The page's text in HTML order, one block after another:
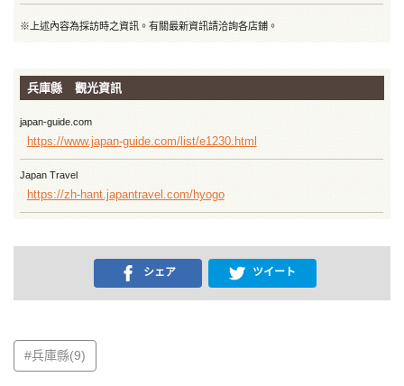
※上述內容為採訪時之資訊。有關最新資訊請洽詢各店鋪。
兵庫縣 觀光資訊
japan-guide.com
https://www.japan-guide.com/list/e1230.html
Japan Travel
https://zh-hant.japantravel.com/hyogo
シェア ツイート
#兵庫縣(9)